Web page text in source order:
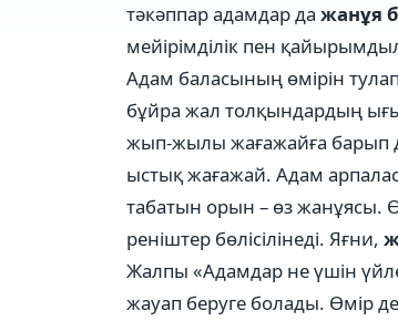
тәкәппар адамдар да жанұя
мейірімділік пен
Адам баласының өмірін
бұйра жал толқындардың
жып-жылы жағажайға барып
ыстық жағажай. Адам
табатын орын – өз жанұясы.
реніштер бөлісілінеді. Яғни,
Жалпы «Адамдар не үшін
жауап беруге болады. Өмір